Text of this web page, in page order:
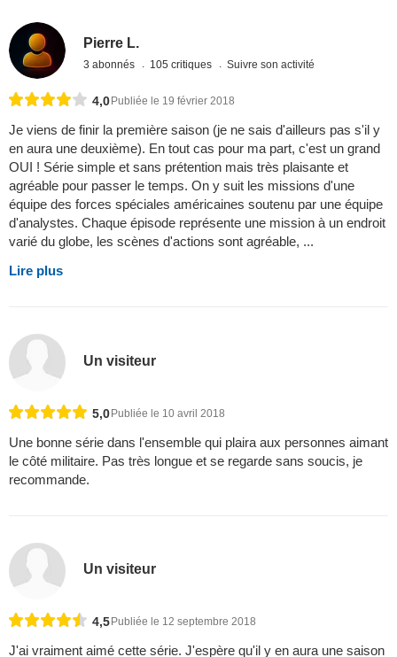
Pierre L.
3 abonnés 105 critiques Suivre son activité
4,0 Publiée le 19 février 2018
Je viens de finir la première saison (je ne sais d'ailleurs pas s'il y
en aura une deuxième). En tout cas pour ma part, c'est un grand
OUI ! Série simple et sans prétention mais très plaisante et
agréable pour passer le temps. On y suit les missions d'une
équipe des forces spéciales américaines soutenu par une équipe
d'analystes. Chaque épisode représente une mission à un endroit
varié du globe, les scènes d'actions sont agréable, ...
Lire plus
Un visiteur
5,0Publiée le 10 avril 2018
Une bonne série dans l'ensemble qui plaira aux personnes aimant
le côté militaire. Pas très longue et se regarde sans soucis, je
recommande.
Un visiteur
4,5Publiée le 12 septembre 2018
J'ai vraiment aimé cette série. J'espère qu'il y en aura une saison